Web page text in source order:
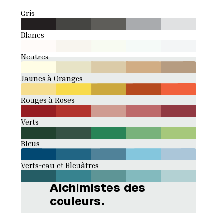
Gris
Blancs
Neutres
Jaunes à Oranges
Rouges à Roses
Verts
Bleus
Verts-eau et Bleuâtres
Alchimistes des
couleurs.